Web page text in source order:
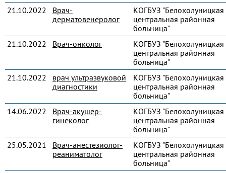
21.10.2022
Врач-
дерматовенеролог
КОГБУЗ "Белохолуницкая
центральная районная
больница"
21.10.2022
Врач-онколог
КОГБУЗ "Белохолуницкая
центральная районная
больница"
21.10.2022
врач ультразвуковой
диагностики
КОГБУЗ "Белохолуницкая
центральная районная
больница"
14.06.2022
Врач-акушер-
гинеколог
КОГБУЗ "Белохолуницкая
центральная районная
больница"
25.05.2021
Врач-анестезиолог-
реаниматолог
КОГБУЗ "Белохолуницкая
центральная районная
больница"